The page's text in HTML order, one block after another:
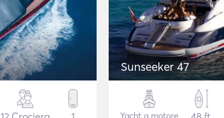
Sunseeker 47
Yacht a motore